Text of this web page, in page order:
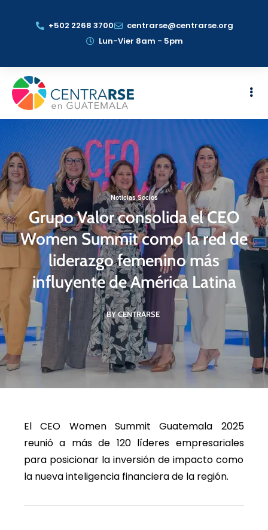
+502 2268 3700
centrarse@centrarse.org
Lun-Vier 8am - 5pm
Noticias Socios
Grupo Valor consolida el CEO
Women Summit como la red de
liderazgo femenino más
influyente de América Latina
BY CENTRARSE
El CEO Women Summit Guatemala 2025
reunió a más de 120 líderes empresariales
para posicionar la inversión de impacto como
la nueva inteligencia financiera de la región.